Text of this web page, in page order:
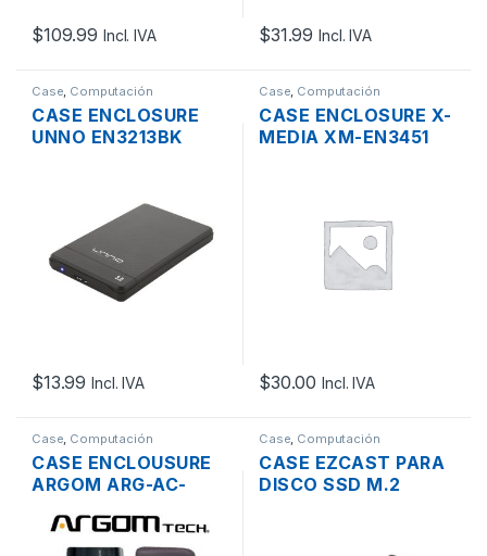
$109.99 Incl. IVA $31.99 Incl. IVA
Case, Computación
CASE ENCLOSURE
UNNO EN3213BK
$13.99 Incl. IVA
Case, Computación
CASE ENCLOSURE X-
MEDIA XM-EN3451
$30.00 Incl. IVA
Case, Computación
CASE ENCLOUSURE
ARGOM ARG-AC-
2.5” PUERTO USB 2.0
Case, Computación
CASE EZCAST PARA
DISCO SSD M.2